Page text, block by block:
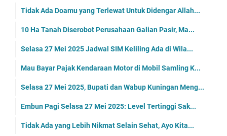
Tidak Ada Doamu yang Terlewat Untuk Didengar Allah...
10 Ha Tanah Diserobot Perusahaan Galian Pasir, Ma...
Selasa 27 Mei 2025 Jadwal SIM Keliling Ada di Wila...
Mau Bayar Pajak Kendaraan Motor di Mobil Samling K...
Selasa 27 Mei 2025, Bupati dan Wabup Kuningan Meng...
Embun Pagi Selasa 27 Mei 2025: Level Tertinggi Sak...
Tidak Ada yang Lebih Nikmat Selain Sehat, Ayo Kita...